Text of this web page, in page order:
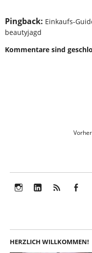
Pingback: Einkaufs-
beautyjagd
Kommentare sind
HERZLICH WILLKOMMEN!